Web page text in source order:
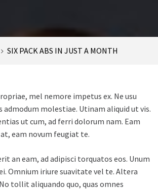
SIX PACK ABS IN JUST A MONTH
mel nemore impetus ex. Ne usu
admodum molestiae. Utinam aliquid ut vis.
ut cum, ad ferri dolorum nam. Eam
eam novum feugiat te.
an eam, ad adipisci torquatos eos. Unum
Omnium iriure suavitate vel te. Altera
tollit aliquando quo, quas omnes